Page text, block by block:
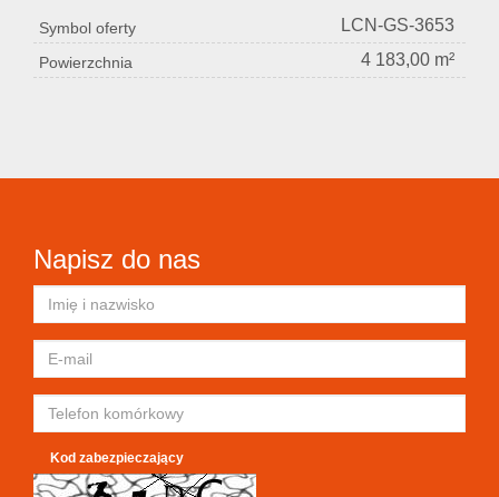
Symbol oferty LCN-GS-3653
Powierzchnia 4 183,00 m²
Napisz do nas
Kod zabezpieczający